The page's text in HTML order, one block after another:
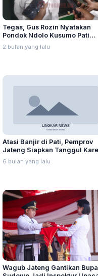
Tegas, Gus Rozin Nyatakan
Pondok Ndolo Kusumo Pati
Bukan Pesantren NU, Terduga
Pelaku Bukan Sosok Kiai
2 bulan yang lalu
Atasi Banjir di Pati, Pemprov
Jateng Siapkan Tanggul
dan Pompa
6 bulan yang lalu
Wagub Jateng Gantikan